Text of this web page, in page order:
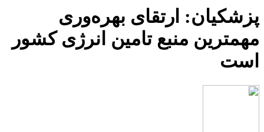
پزشکیان: ارتقای بهره‌وری
مهمترین منبع تامین انرژی کشور
است